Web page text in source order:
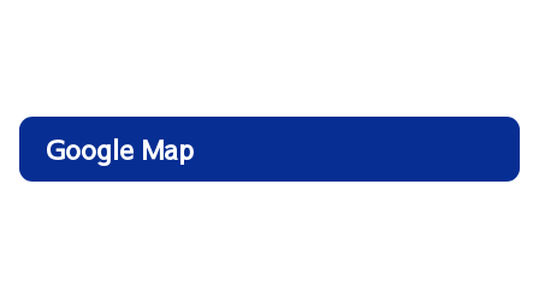
Google Map